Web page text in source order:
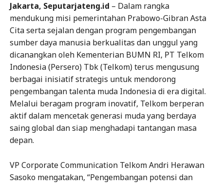
Jakarta, Seputarjateng.id – Dalam rangka
mendukung misi pemerintahan Prabowo-Gibran Asta
Cita serta sejalan dengan program pengembangan
sumber daya manusia berkualitas dan unggul yang
dicanangkan oleh Kementerian BUMN RI, PT Telkom
Indonesia (Persero) Tbk (Telkom) terus mengusung
berbagai inisiatif strategis untuk mendorong
pengembangan talenta muda Indonesia di era digital.
Melalui beragam program inovatif, Telkom berperan
aktif dalam mencetak generasi muda yang berdaya
saing global dan siap menghadapi tantangan masa
depan.
VP Corporate Communication Telkom Andri Herawan
Sasoko mengatakan, “Pengembangan potensi dan